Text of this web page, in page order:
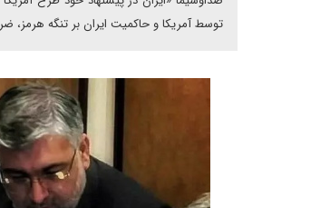
توسط آمریکا و حاکمیت ایران بر تنگه هرمز،